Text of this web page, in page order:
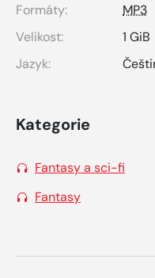
Formáty:
MP3
Velikost:
1 GiB
Jazyk:
Kategorie
Fantasy a sci-fi
Fantasy